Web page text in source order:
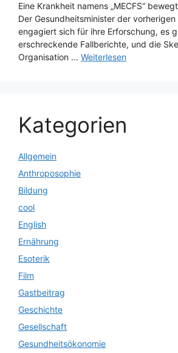
Eine Krankheit namens „MECFS“
Der Gesundheitsminister der vorherigen
engagiert sich für ihre Erforschung, es
erschreckende Fallberichte, und die
Organisation ... Weiterlesen
Kategorien
Allgemein
Anthroposophie
Bildung
cool
English
Ernährung
Esoterik
Film
Gastbeitrag
Geschichte
Gesellschaft
Gesundheitsökonomie